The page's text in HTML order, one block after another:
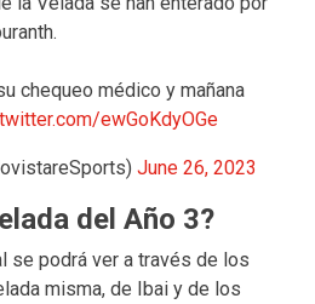
chequeo médico y mañana
ewGoKdyOGe
June 26, 2023
del Año 3?
se podrá ver a través de los
misma, de Ibai y de los